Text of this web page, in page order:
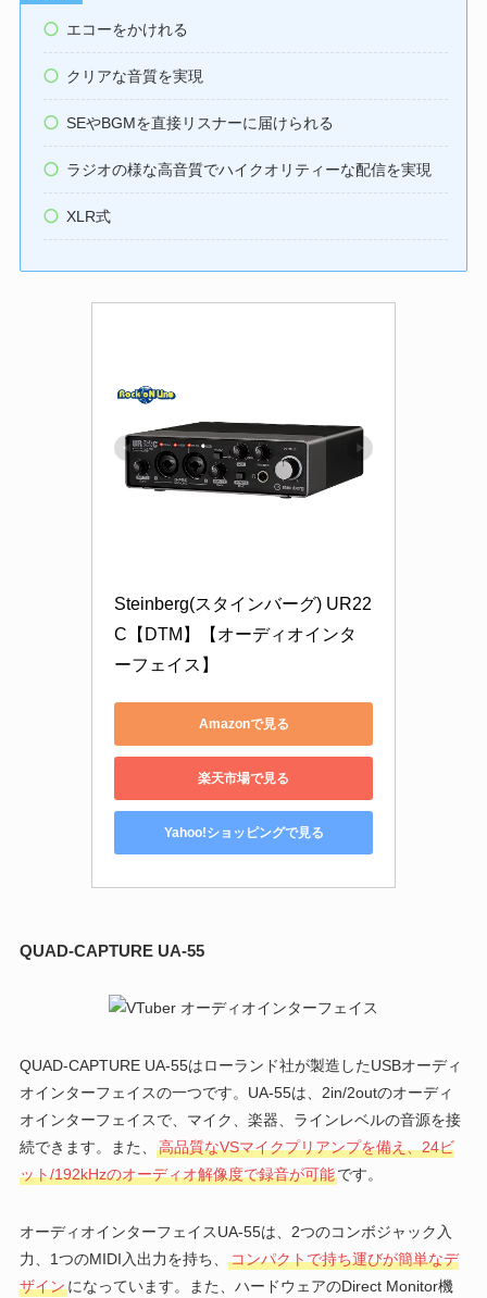
エコーをかけれる
クリアな音質を実現
SEやBGMを直接リスナーに届けられる
ラジオの様な高音質でハイクオリティーな配信を実現
XLR式
Steinberg(スタインバーグ) UR22
C【DTM】【オーディオインタ
ーフェイス】
Amazonで見る
楽天市場で見る
Yahoo!ショッピングで見る
QUAD-CAPTURE UA-55
QUAD-CAPTURE UA-55はローランド社が製造したUSBオーディ
オインターフェイスの一つです。UA-55は、2in/2outのオーディ
オインターフェイスで、マイク、楽器、ラインレベルの音源を接
続できます。また、
高品質なVSマイクプリアンプを備え、24ビ
ット/192kHzのオーディオ解像度で録音が可能です。
オーディオインターフェイスUA-55は、2つのコンボジャック入
力、1つのMIDI入出力を持ち、
コンパクトで持ち運びが簡単なデ
ザインになっています。また、ハードウェアのDirect Monitor機